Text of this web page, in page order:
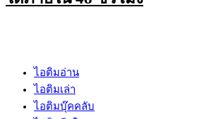
ไอติมอ่าน
ไอติมเล่า
ไอติมบุ๊คคลับ